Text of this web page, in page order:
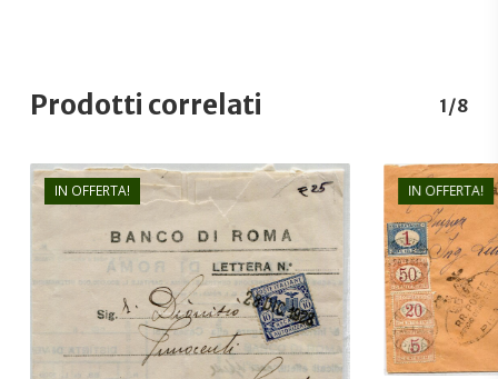
Prodotti correlati 1/8
IN OFFERTA!
€
90,00
€30,00
IN OFFERTA!